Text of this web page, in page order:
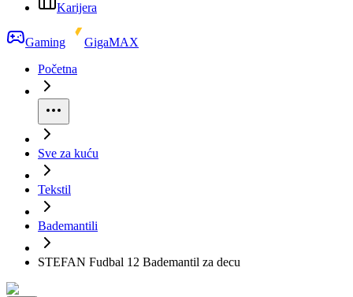
Karijera
Gaming
GigaMAX
Početna
Sve za kuću
Tekstil
Bademantili
STEFAN Fudbal 12 Bademantil za decu